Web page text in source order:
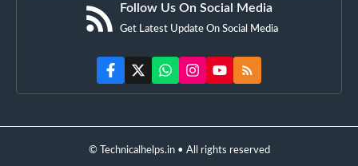
Follow Us On Social Media
Get Latest Update On Social Media
© Technicalhelps.in • All rights reserved